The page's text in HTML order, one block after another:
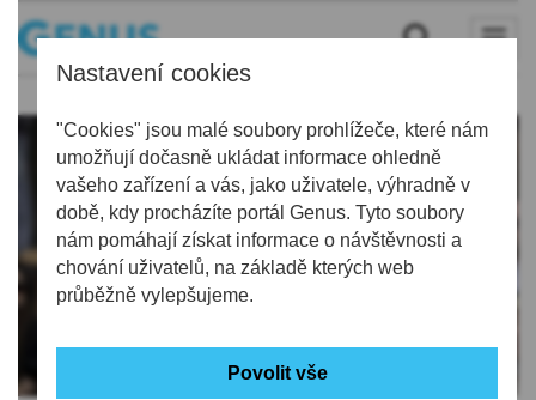
Nastavení cookies
"Cookies" jsou malé soubory prohlížeče, které nám
umožňují dočasně ukládat informace ohledně
vašeho zařízení a vás, jako uživatele, výhradně v
době, kdy procházíte portál Genus. Tyto soubory
nám pomáhají získat informace o návštěvnosti a
chování uživatelů, na základě kterých web
průběžně vylepšujeme.